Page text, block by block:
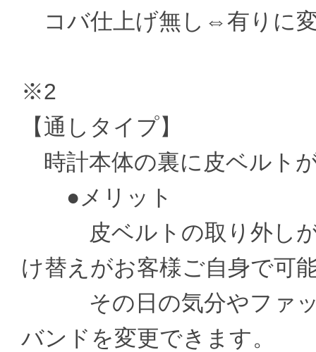
コバ仕上げ無し⇔有りに
※2
【通しタイプ】
時計本体の裏に皮ベルト
●メリット
皮ベルトの取り外しが
け替えがお客様ご自身で可
その日の気分やファッ
バンドを変更できます。